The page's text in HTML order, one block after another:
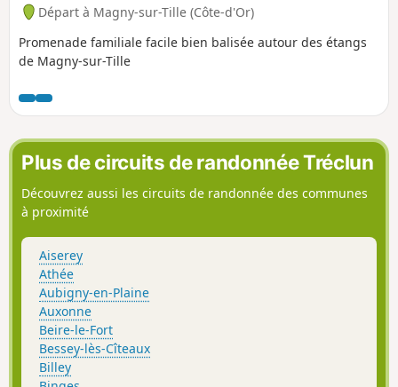
Départ à Magny-sur-Tille (Côte-d'Or)
Promenade familiale facile bien balisée autour des étangs
de Magny-sur-Tille
Plus de circuits de randonnée Tréclun
Découvrez aussi les circuits de randonnée des communes
à proximité
Aiserey
Athée
Aubigny-en-Plaine
Auxonne
Beire-le-Fort
Bessey-lès-Cîteaux
Billey